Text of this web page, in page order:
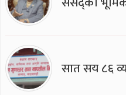
सात सय ८६